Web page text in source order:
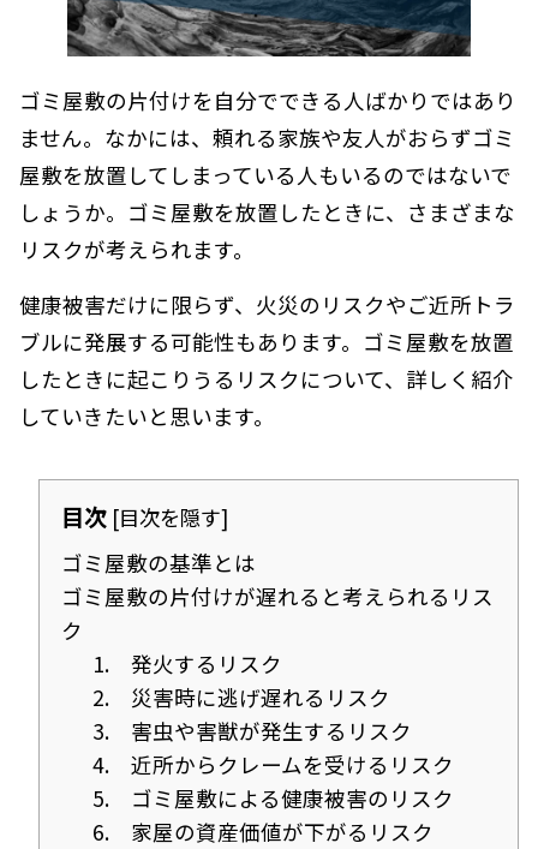
ゴミ屋敷の片付けを自分でできる人ばかりではあり
ません。なかには、頼れる家族や友人がおらずゴミ
屋敷を放置してしまっている人もいるのではないで
しょうか。ゴミ屋敷を放置したときに、さまざまな
リスクが考えられます。
健康被害だけに限らず、火災のリスクやご近所トラ
ブルに発展する可能性もあります。ゴミ屋敷を放置
したときに起こりうるリスクについて、詳しく紹介
していきたいと思います。
目次 [目次を隠す]
ゴミ屋敷の基準とは
ゴミ屋敷の片付けが遅れると考えられるリス
ク
1. 発火するリスク
2. 災害時に逃げ遅れるリスク
3. 害虫や害獣が発生するリスク
4. 近所からクレームを受けるリスク
5. ゴミ屋敷による健康被害のリスク
6. 家屋の資産価値が下がるリスク